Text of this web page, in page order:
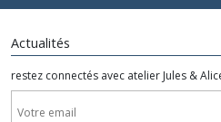
Actualités
restez connectés avec atelier Jules &